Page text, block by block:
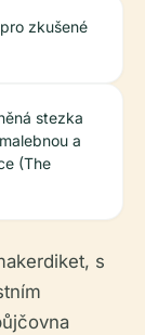
zkušené
stezka
a
(The
s